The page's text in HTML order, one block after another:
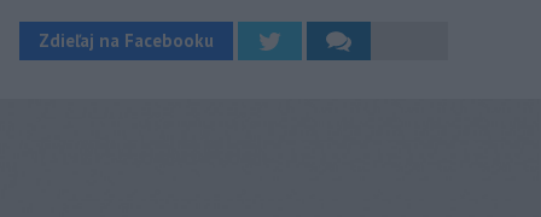
Zdieľaj na Facebooku